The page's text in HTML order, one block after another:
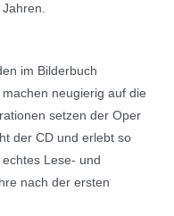
im Bilderbuch
neugierig auf die
setzen der Oper
der CD und erlebt so
Lese- und
nach der ersten